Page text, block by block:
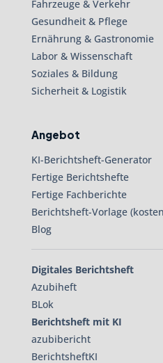
Fahrzeuge & Verkehr
Gesundheit & Pflege
Ernährung & Gastronomie
Labor & Wissenschaft
Soziales & Bildung
Sicherheit & Logistik
Angebot
KI-Berichtsheft-Generator
Fertige Berichtshefte
Fertige Fachberichte
Berichtsheft-Vorlage
Blog
Digitales Berichtsheft
Azubiheft
BLok
Berichtsheft mit KI
azubibericht
BerichtsheftKI